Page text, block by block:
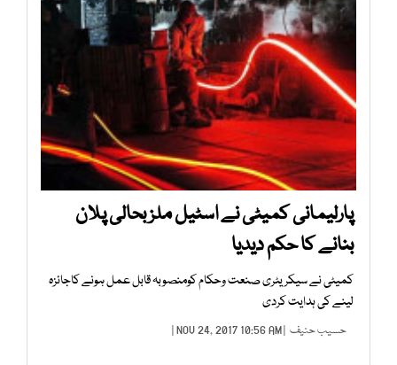
پارلیمانی کمیٹی نے اسٹیل ملز بحالی پلان
بنانے کا حکم دیدیا
کمیٹی نے سیکریٹری صنعت وحکام کومنصوبہ قابل عمل ہونے کاجائزہ
لینے کی ہدایت کردی
حسیب حنیف | NOV 24, 2017 10:56 AM |